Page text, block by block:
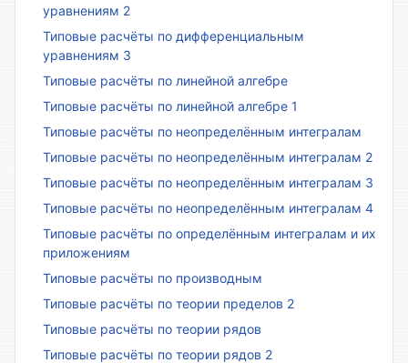
уравнениям 2
Типовые расчёты по дифференциальным
уравнениям 3
Типовые расчёты по линейной алгебре
Типовые расчёты по линейной алгебре 1
Типовые расчёты по неопределённым интегралам
Типовые расчёты по неопределённым интегралам 2
Типовые расчёты по неопределённым интегралам 3
Типовые расчёты по неопределённым интегралам 4
Типовые расчёты по определённым интегралам и их
приложениям
Типовые расчёты по производным
Типовые расчёты по теории пределов 2
Типовые расчёты по теории рядов
Типовые расчёты по теории рядов 2